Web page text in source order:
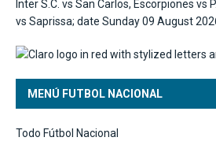
MENÚ FUTBOL NACIONAL
Todo Fútbol Nacional